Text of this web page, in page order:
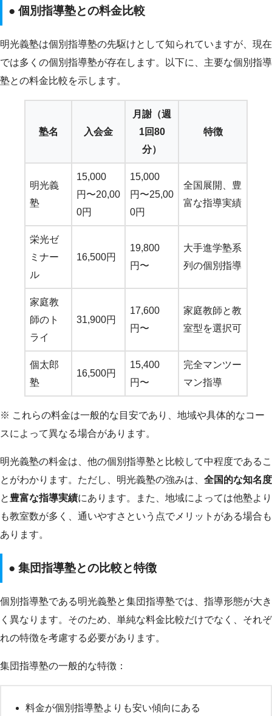
● 個別指導塾との料金比較
明光義塾は個別指導塾の先駆けとして知られていますが、現在
では多くの個別指導塾が存在します。以下に、主要な個別指導
塾との料金比較を示します。
塾名 入会金
月謝（週
1回80
分）
特徴
明光義
塾
15,000
円〜20,00
0円
15,000
円〜25,00
0円
全国展開、豊
富な指導実績
栄光ゼ
ミナー
ル
16,500円
19,800
円〜
大手進学塾系
列の個別指導
家庭教
師のト
ライ
31,900円
17,600
円〜
家庭教師と教
室型を選択可
個太郎
塾
16,500円
15,400
円〜
完全マンツー
マン指導
※ これらの料金は一般的な目安であり、地域や具体的なコー
スによって異なる場合があります。
明光義塾の料金は、他の個別指導塾と比較して中程度であるこ
とがわかります。ただし、明光義塾の強みは、 全国的な知名度
と 豊富な指導実績にあります。また、地域によっては他塾より
も教室数が多く、通いやすさという点でメリットがある場合も
あります。
● 集団指導塾との比較と特徴
個別指導塾である明光義塾と集団指導塾では、指導形態が大き
く異なります。そのため、単純な料金比較だけでなく、それぞ
れの特徴を考慮する必要があります。
集団指導塾の一般的な特徴：
料金が個別指導塾よりも安い傾向にある